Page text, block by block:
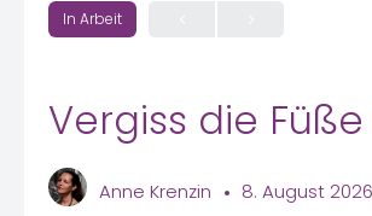
In Arbeit
Vergiss die
Anne Krenzin 8. August 2026